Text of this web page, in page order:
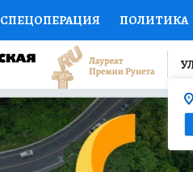
СПЕЦОПЕРАЦИЯ ПОЛИТИКА
НАУКА СПОРТ
ДОКТОР ФИНАНСЫ
ПРОГНОЗЫ НА СПОРТ